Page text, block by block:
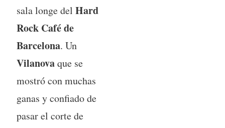
sala longe del Hard
Rock Café de
Barcelona. Un
Vilanovaque se
mostró con muchas
ganas y confiado de
pasar el corte de